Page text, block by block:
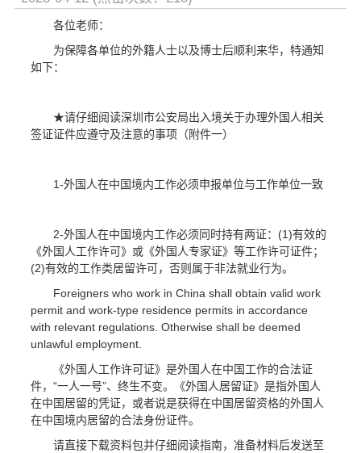
各位老师：
为保障各单位的外籍人士以及博士后顺利来华，特通知
如下：
★请仔细阅读深圳市公安局出入境关于办理外国人相关
签证证件应遵守及注意的事项（附件一）
1-外国人在中国境内工作必须申报单位与工作单位一致
2-外国人在中国境内工作必须同时持有两证：(1)有效的
《外国人工作许可》或《外国人专家证》等工作许可证件；
(2)有效的工作类居留许可，否则属于非法就业行为。
Foreigners who work in China shall obtain valid work
permit and work-type residence permits in accordance
with relevant regulations. Otherwise shall be deemed
unlawful employment.
《外国人工作许可证》是外国人在中国工作的合法证
件，“一人一号”、终生不变。《外国人居留证》是指外国人
在中国居留的凭证，或者说是获得在中国居留资格的外国人
在中国境内居留的合法身份证件。
请直接下载资料包并仔细阅读指南，准备材料后发送至